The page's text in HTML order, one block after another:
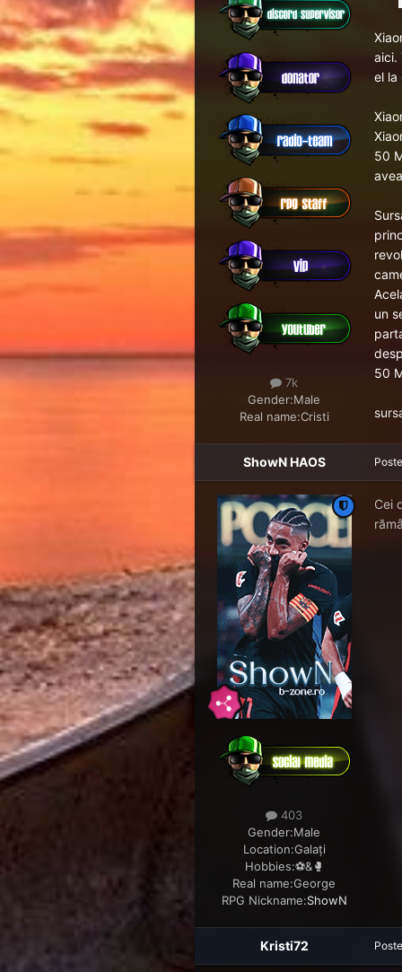
7k
Gender:Male
Real name:Cristi
aici.
el la
50
un
50
ShowN HAOS
403
Gender:Male
Location:Galați
Hobbies:⚽&🥊
Real name:George
RPG Nickname:ShowN
Cei
Kristi72